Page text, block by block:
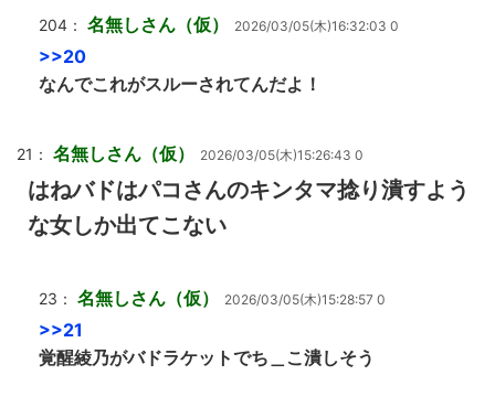
204： 名無しさん（仮） 2026/03/05(木)16:32:03 0
>>20
なんでこれがスルーされてんだよ！
21： 名無しさん（仮） 2026/03/05(木)15:26:43 0
はねバドはパコさんのキンタマ捻り潰すよう
な女しか出てこない
23： 名無しさん（仮） 2026/03/05(木)15:28:57 0
>>21
覚醒綾乃がバドラケットでち＿こ潰しそう